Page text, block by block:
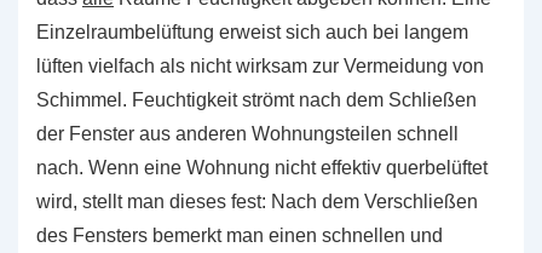
Einzelraumbelüftung erweist sich auch bei langem
lüften vielfach als nicht wirksam zur Vermeidung von
Schimmel. Feuchtigkeit strömt nach dem Schließen
der Fenster aus anderen Wohnungsteilen schnell
nach. Wenn eine Wohnung nicht effektiv querbelüftet
wird, stellt man dieses fest: Nach dem Verschließen
des Fensters bemerkt man einen schnellen und